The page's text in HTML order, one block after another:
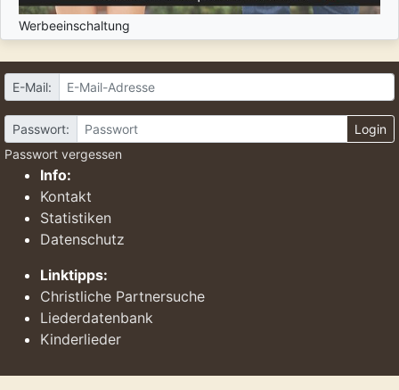
Werbeeinschaltung
E-Mail:
Passwort:
Login
Passwort vergessen
Info:
Kontakt
Statistiken
Datenschutz
Linktipps:
Christliche Partnersuche
Liederdatenbank
Kinderlieder